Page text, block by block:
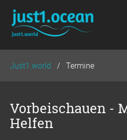
überspringen
Just1.world Termine
Vorbeischauen -
Helfen